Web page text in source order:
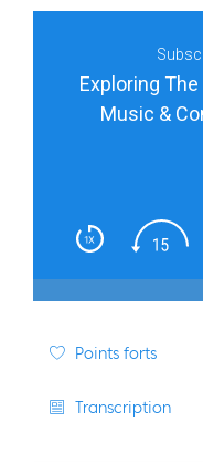
Exploring
Music &
Points forts
Transcription